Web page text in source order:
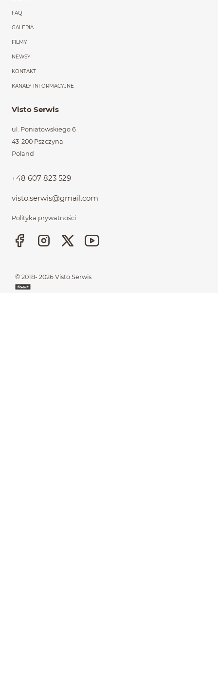
FAQ
GALERIA
FILMY
NEWSY
KONTAKT
KANAŁY INFORMACYJNE
Visto Serwis
ul. Poniatowskiego 6
43-200 Pszczyna
Poland
+48 607 823 529
visto.serwis@gmail.com
Polityka prywatności
Stopka
© 2018- 2026 Visto Serwis